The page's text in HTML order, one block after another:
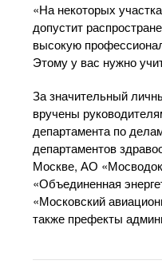
«На некоторых
допустит
высокую
Этому у вас нужно
За значительный
вручены
департамента по
департаментов
Москве, АО
«Объединенная
«Московский
также префекты